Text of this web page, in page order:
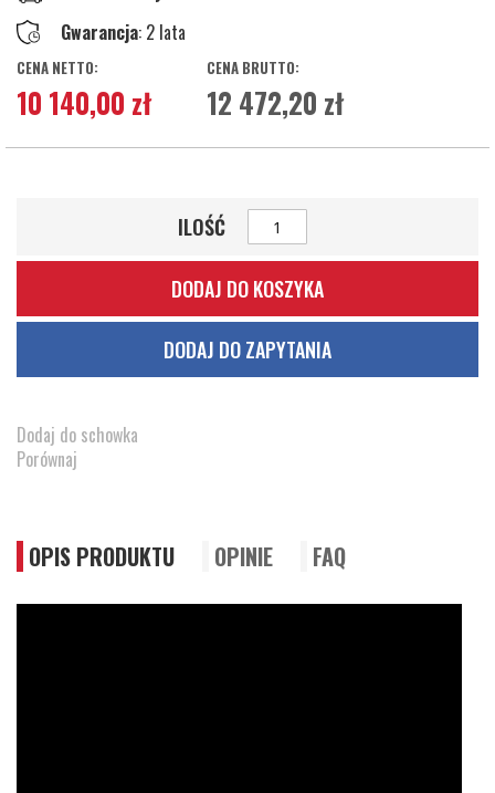
Gwarancja: 2 lata
12 472,20 zł
10 140,00 zł
ILOŚĆ
DODAJ DO KOSZYKA
DODAJ DO ZAPYTANIA
Dodaj do schowka
Porównaj
OPIS PRODUKTU OPINIE FAQ